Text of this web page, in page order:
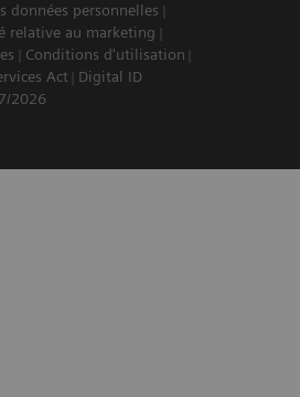
données personnelles
relative au marketing
Conditions d'utilisation
Act
Digital ID
2026